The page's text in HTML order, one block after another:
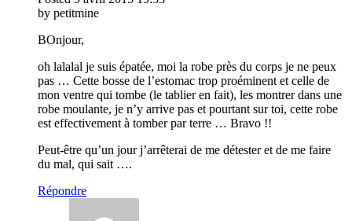
by petitmine
BOnjour,
oh lalalal je suis épatée, moi la robe près du corps je ne peux
pas … Cette bosse de l’estomac trop proéminent et celle de
mon ventre qui tombe (le tablier en fait), les montrer dans une
robe moulante, je n’y arrive pas et pourtant sur toi, cette robe
est effectivement à tomber par terre … Bravo !!
Peut-être qu’un jour j’arrêterai de me détester et de me faire
du mal, qui sait ….
Répondre